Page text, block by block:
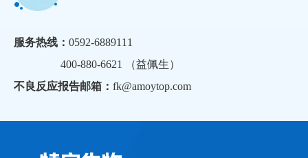
服务热线： 0592-6889111
400-880-6621 （益佩生）
不良反应报告邮箱： fk@amoytop.com